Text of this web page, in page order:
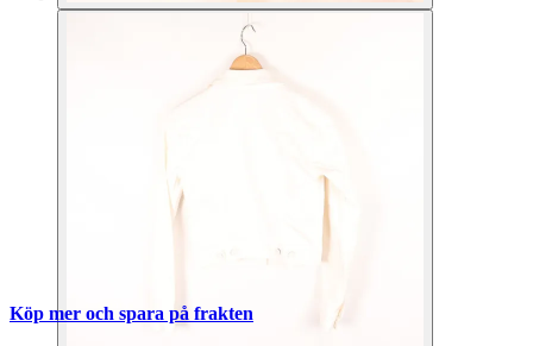
Köp mer och spara på frakten